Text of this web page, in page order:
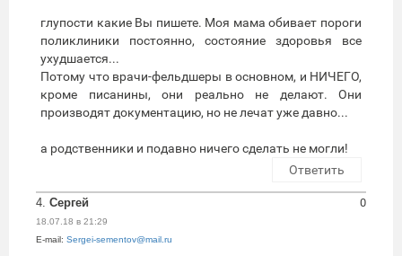
глупости какие Вы пишете. Моя мама обивает пороги
поликлиники постоянно, состояние здоровья все
ухудшается...
Потому что врачи-фельдшеры в основном, и НИЧЕГО,
кроме писанины, они реально не делают. Они
производят документацию, но не лечат уже давно...
а родственники и подавно ничего сделать не могли!
Ответить
4. Сергей
18.07.18 в 21:29
E-mail: Sergei-sementov@mail.ru
0